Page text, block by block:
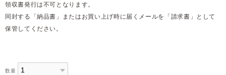
領収書発行は不可となります。
同封する「納品書」またはお買い上げ時に届くメールを「請求書」として
保管してください。
数量